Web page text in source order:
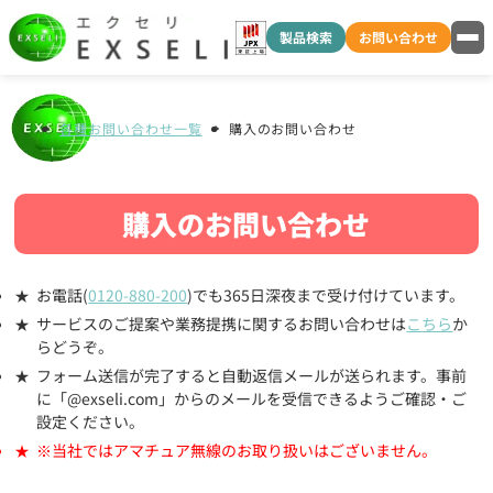
製品検索 お問い合わせ
各種お問い合わせ一覧 購入のお問い合わせ
購入のお問い合わせ
お電話(0120-880-200)でも365日深夜まで受け付けています。
サービスのご提案や業務提携に関するお問い合わせはこちらか
らどうぞ。
フォーム送信が完了すると自動返信メールが送られます。事前
に「@exseli.com」からのメールを受信できるようご確認・ご
設定ください。
※当社ではアマチュア無線のお取り扱いはございません。